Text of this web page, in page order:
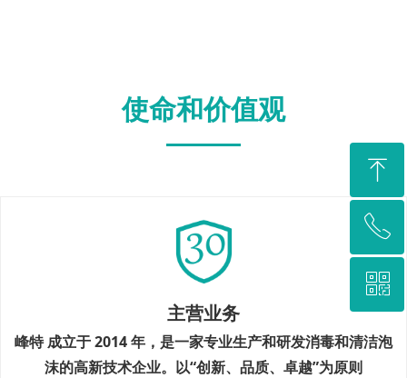
使命和价值观
主营业务
峰特 成立于 2014 年，是一家专业生产和研发消毒和清洁泡
沫的高新技术企业。以“创新、品质、卓越”为原则
ꁸ
回到顶部
ꂅ
19921265678
ꀥ
微信二维码